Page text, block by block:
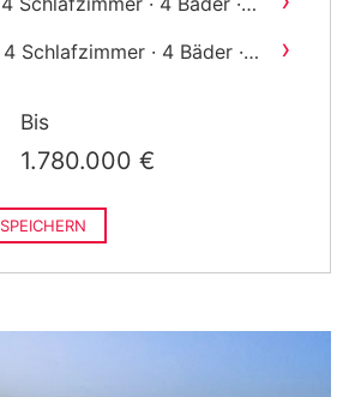
4 Schlafzimmer · 4 Bäder ·
›
Bis
1.780.000 €
SPEICHERN